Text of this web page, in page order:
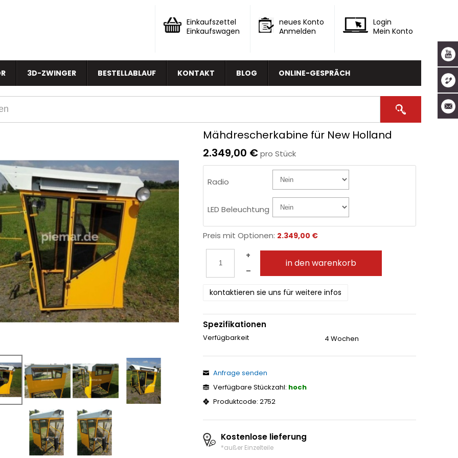
Einkaufszettel
Einkaufswagen
neues Konto
Anmelden
Login
Mein Konto
3D-ZWINGER BESTELLABLAUF KONTAKT BLOG ONLINE-GESPRÄCH
Mähdrescherkabine für New Holland
2.349,00 €pro Stück
Radio
LED Beleuchtung
Preis mit Optionen: 2.349,00 €
+
–
in den warenkorb
kontaktieren sie uns für weitere infos
Spezifikationen
Verfügbarkeit 4 Wochen
Anfrage senden
Verfügbare Stückzahl: hoch
Produktcode: 2752
Kostenlose lieferung
*außer Einzelteile